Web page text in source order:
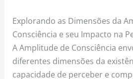
Explorando as Dimensões da
Consciência e seu Impacto na
A Amplitude de Consciência
diferentes dimensões da
capacidade de perceber e